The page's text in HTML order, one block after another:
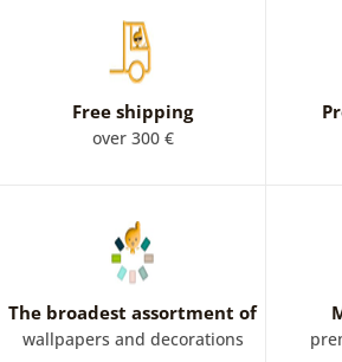
Free shipping
over 300 €
The broadest assortment of
wallpapers and decorations